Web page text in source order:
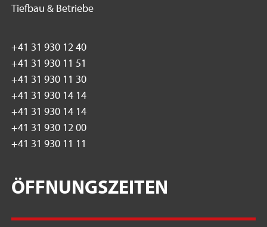
Tiefbau & Betriebe
+41 31 930 12 40
+41 31 930 11 51
+41 31 930 11 30
+41 31 930 14 14
+41 31 930 14 14
+41 31 930 12 00
+41 31 930 11 11
ÖFFNUNGSZEITEN